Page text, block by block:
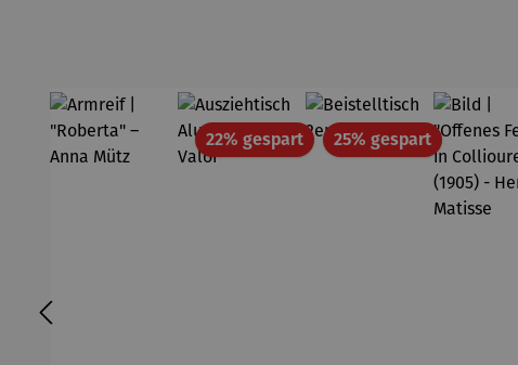
rei
22% gespartRabatt25% gespartRabatt